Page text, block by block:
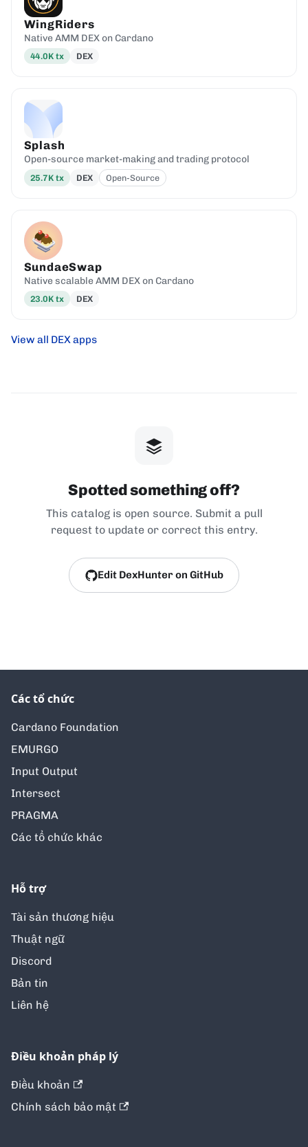
WingRiders
Native AMM DEX on Cardano
44.0K tx DEX
Splash
Open-source market-making and trading protocol
25.7K tx DEX Open-Source
SundaeSwap
Native scalable AMM DEX on Cardano
23.0K tx DEX
View all DEX apps
Spotted something off?
This catalog is open source. Submit a pull
request to update or correct this entry.
Edit DexHunter on GitHub
Các tổ chức
Cardano Foundation
EMURGO
Input Output
Intersect
PRAGMA
Các tổ chức khác
Hỗ trợ
Tài sản thương hiệu
Thuật ngữ
Discord
Bản tin
Liên hệ
Điều khoản pháp lý
Điều khoản
Chính sách bảo mật